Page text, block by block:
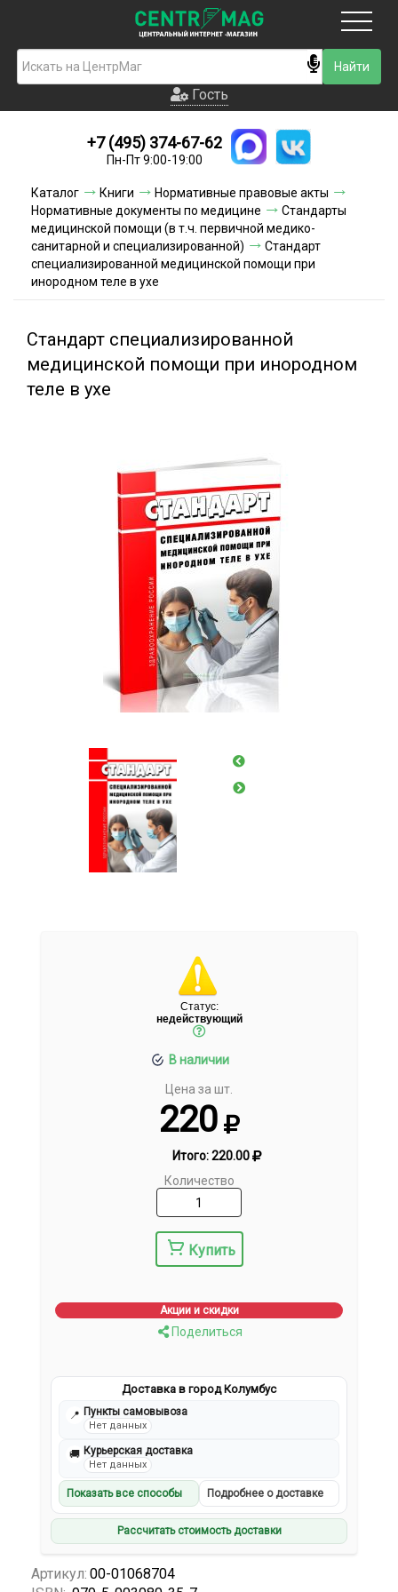
Гость
Новинки
Условия доставки
Условия оплаты
Контакты
Гость
+7 (495) 374-67-62
Пн-Пт 9:00-19:00
Каталог Книги
Нормативные правовые акты
Нормативные документы по медицине
Стандарты
медицинской помощи (в т.ч. первичной медико-
санитарной и специализированной)
Стандарт
специализированной медицинской помощи при
инородном теле в ухе
Стандарт специализированной
медицинской помощи при инородном
теле в ухе
Статус:
недействующий
В наличии
Цена за шт.
220
Итого:220.00
Количество
Купить
Акции и скидки
Поделиться
Доставка в город Колумбус
📍 Пункты самовывоза
Нет данных
🚚 Курьерская доставка
Нет данных
Показать все способы Подробнее о доставке
Рассчитать стоимость доставки
Артикул: 00-01068704